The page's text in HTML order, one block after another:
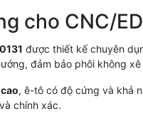
cho CNC/
được thiết kế chuyên
đảm bảo phôi không
, ê-tô có độ cứng và khả
chính xác.